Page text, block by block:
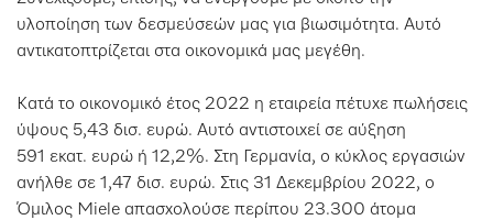
υλοποίηση των δεσμεύσεών μας για βιωσιμότητα. Αυτό
αντικατοπτρίζεται στα οικονομικά μας μεγέθη.
Κατά το οικονομικό έτος 2022 η εταιρεία πέτυχε πωλήσεις
ύψους 5,43 δισ. ευρώ. Αυτό αντιστοιχεί σε αύξηση
591 εκατ. ευρώ ή 12,2%. Στη Γερμανία, ο κύκλος εργασιών
ανήλθε σε 1,47 δισ. ευρώ. Στις 31 Δεκεμβρίου 2022, ο
Όμιλος Miele απασχολούσε περίπου 23.300 άτομα